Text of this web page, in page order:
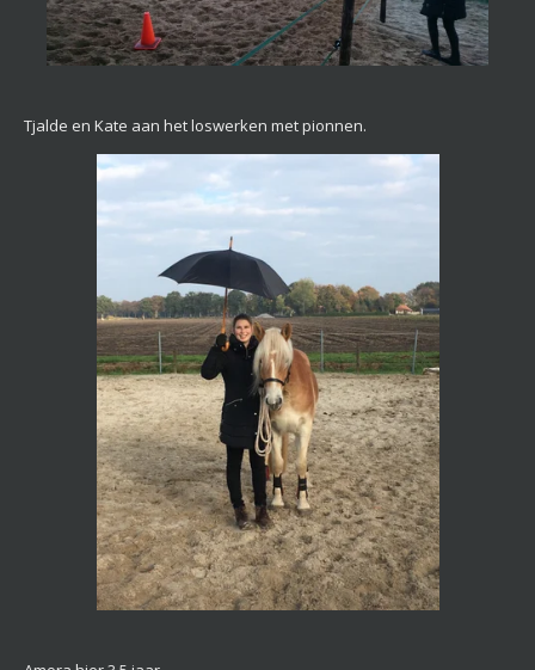
Tjalde en Kate aan het loswerken met pionnen.